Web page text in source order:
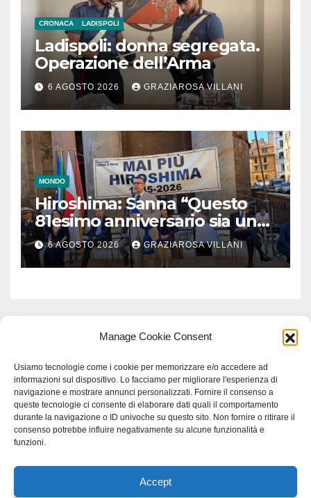
Manage Cookie Consent
Usiamo tecnologie come i cookie per memorizzare e/o accedere ad
informazioni sul dispositivo. Lo facciamo per migliorare l'esperienza di
navigazione e mostrare annunci personalizzati. Fornire il consenso a
queste tecnologie ci consente di elaborare dati quali il comportamento
durante la navigazione o ID univoche su questo sito. Non fornire o ritirare il
consenso potrebbe influire negativamente su alcune funzionalità e
funzioni.
Accept
CRONACA LADISPOLI
Ladispoli: donna segregata.
Operazione dell’Arma
6 AGOSTO 2026 GRAZIAROSA VILLANI
MONDO
Hiroshima: Sanna “Questo
81esimo anniversario sia un
monito per tutti”
6 AGOSTO 2026 GRAZIAROSA VILLANI
Proudly powered by WordPress|Tema: Newspaperex di